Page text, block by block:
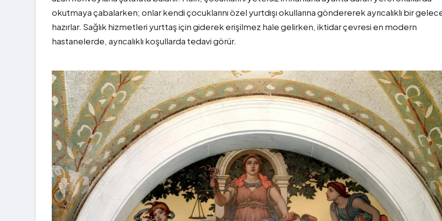
okutmaya çabalarken; onlar kendi çocuklarını özel yurtdışı okullarına göndererek ayrıcalıklı bir
hazırlar. Sağlık hizmetleri yurttaş için giderek erişilmez hale gelirken, iktidar çevresi en modern
hastanelerde, ayrıcalıklı koşullarda tedavi görür.